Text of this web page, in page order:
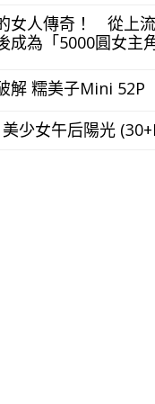
女人傳奇！ 從上
為「5000圓女主角
解 糯美子Mini 52P
美少女午后陽光